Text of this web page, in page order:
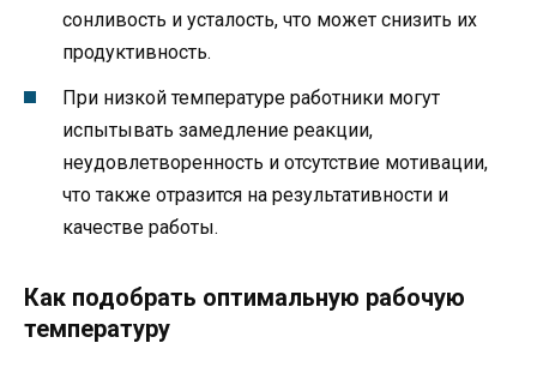
сонливость и усталость, что может снизить их
продуктивность.
При низкой температуре работники могут
испытывать замедление реакции,
неудовлетворенность и отсутствие мотивации,
что также отразится на результативности и
качестве работы.
Как подобрать оптимальную рабочую
температуру